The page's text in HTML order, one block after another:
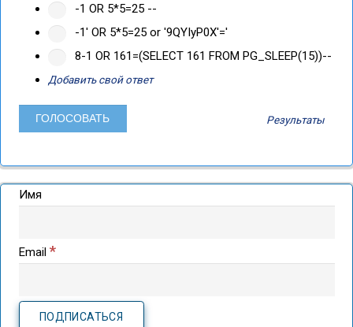
-1 OR 5*5=25 --
-1' OR 5*5=25 or '9QYIyP0X'='
8-1 OR 161=(SELECT 161 FROM PG_SLEEP(15))--
Добавить свой ответ
Результаты
Имя
Email *